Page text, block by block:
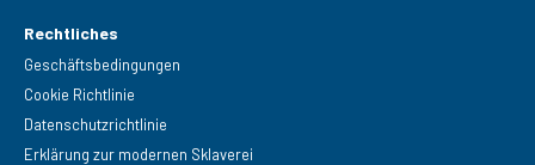
Rechtliches
Geschäftsbedingungen
Cookie Richtlinie
Datenschutzrichtlinie
Erklärung zur modernen Sklaverei